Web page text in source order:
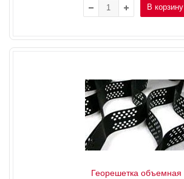
В корзину
Георешетка объемная